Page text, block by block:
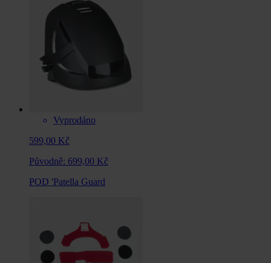
Vyprodáno
599,00 Kč
Původně: 699,00 Kč
POD 'Patella Guard